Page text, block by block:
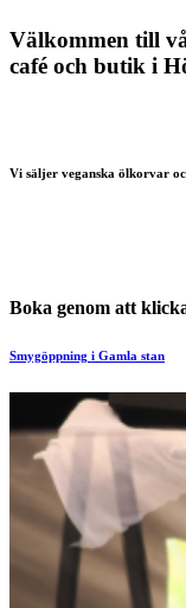
Välkommen till
café och butik i
Vi säljer veganska ölkorvar
Boka genom att
Smygöppning i Gamla stan